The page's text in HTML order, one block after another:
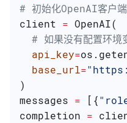
# 初始化OpenAI客户端
client = OpenAI(
# 如果没有配置环
  api_key
=
  base_url
=
)
messages = [{
completion =